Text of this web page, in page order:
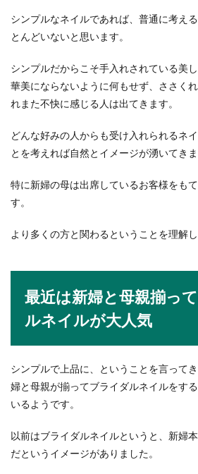
シンプルなネイルであれば、普通に考え
とんどいないと思います。
シンプルだからこそ手入れされている美し
華美にならないように何もせず、ささく
れまた不快に感じる人は出てきます。
どんな好みの人からも受け入れられるネ
とを考えれば自然とイメージが湧いてきま
特に新婦の母は出席しているお客様をも
す。
より多くの方と関わるということを理解し
最近は新婦と母親揃っ
ルネイルが大人気
シンプルで上品に、ということを言って
婦と母親が揃ってブライダルネイルをす
いるようです。
以前はブライダルネイルというと、新婦
だというイメージがありました。